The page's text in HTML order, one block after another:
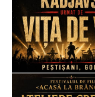
textul